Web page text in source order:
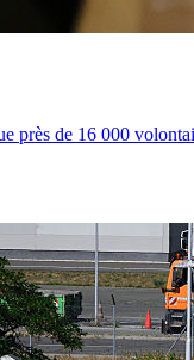
près de 16 000